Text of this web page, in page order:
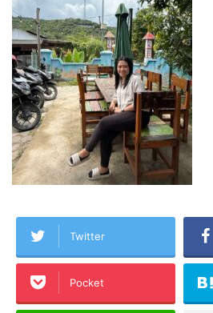
Twitter
Pocket